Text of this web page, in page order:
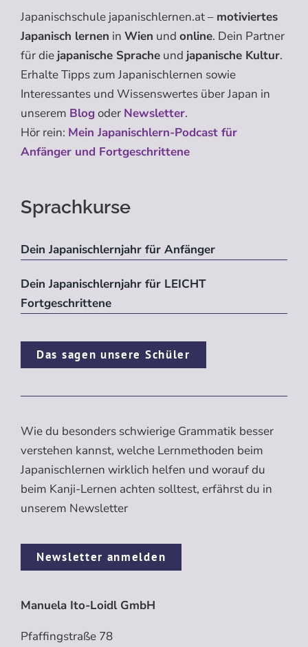
Japanischschule japanischlernen.at – motiviertes
Japanisch lernen in Wien und online. Dein Partner
für die japanische Sprache und japanische Kultur.
Erhalte Tipps zum Japanischlernen sowie
Interessantes und Wissenswertes über Japan in
unserem Blogoder Newsletter.
Hör rein: Mein Japanischlern-Podcast für
Anfänger und Fortgeschrittene
Sprachkurse
Dein Japanischlernjahr für Anfänger
Dein Japanischlernjahr für LEICHT
Fortgeschrittene
Das sagen unsere Schüler
Wie du besonders schwierige Grammatik besser
verstehen kannst, welche Lernmethoden beim
Japanischlernen wirklich helfen und worauf du
beim Kanji-Lernen achten solltest, erfährst du in
unserem Newsletter
Newsletter anmelden
Manuela Ito-Loidl GmbH
Pfaffingstraße 78